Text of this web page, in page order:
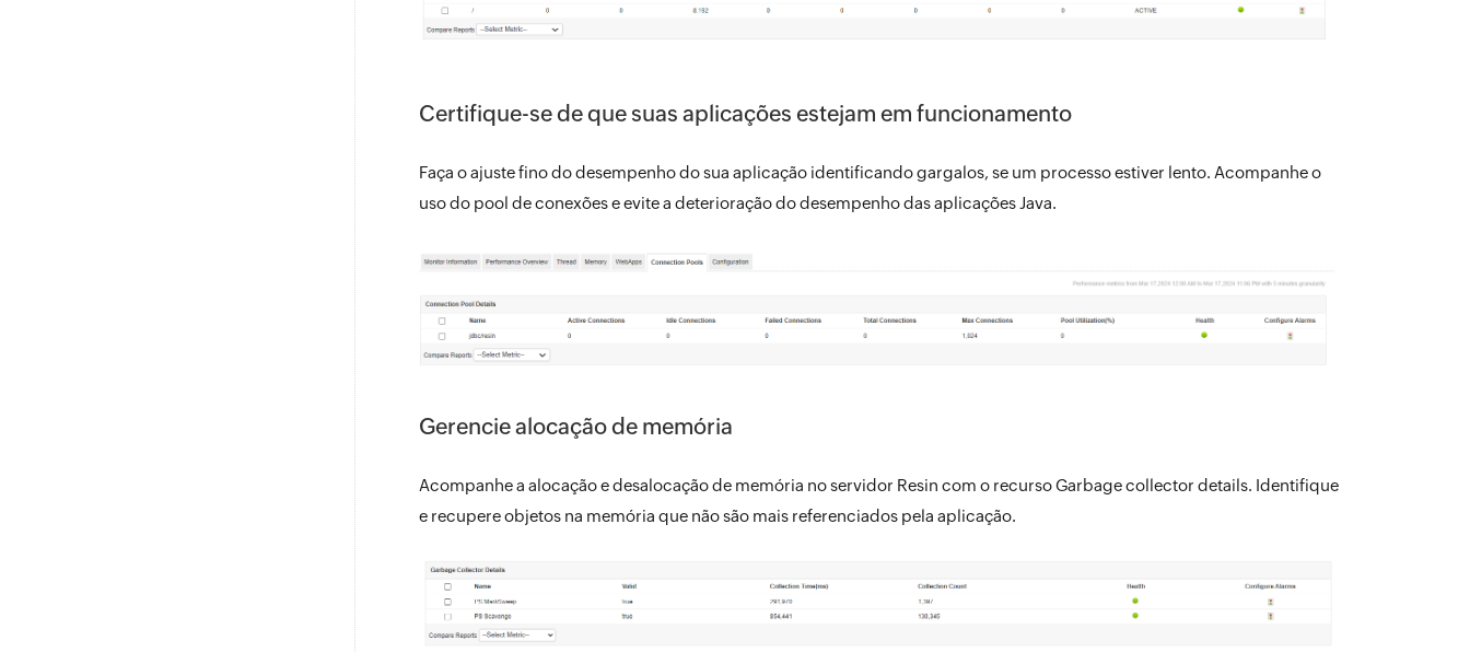
Certifique-se de que suas aplicações estejam em funcionamento
Faça o ajuste fino do desempenho do sua aplicação identificando gargalos, se um processo estiver lento. Acompanhe o
uso do pool de conexões e evite a deterioração do desempenho das aplicações Java.
Gerencie alocação de memória
Acompanhe a alocação e desalocação de memória no servidor Resin com o recurso Garbage collector details. Identifique
e recupere objetos na memória que não são mais referenciados pela aplicação.